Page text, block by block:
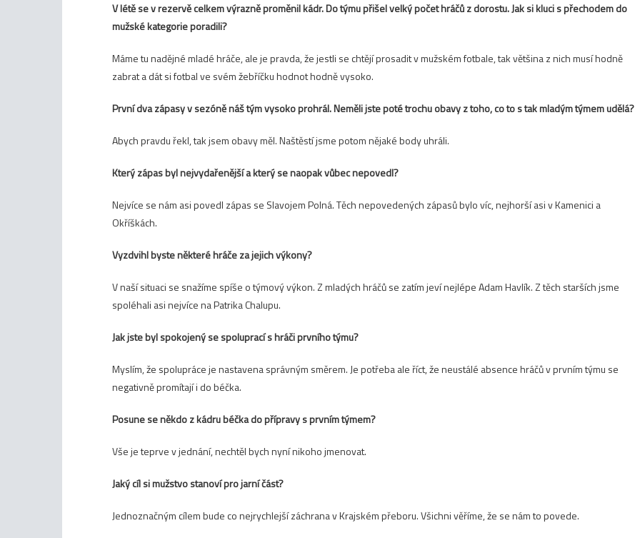
V létě se v rezervě celkem výrazně proměnil kádr. Do týmu přišel velký počet hráčů z dorostu. Jak si kluci s přechodem do
mužské kategorie poradili?
Máme tu nadějné mladé hráče, ale je pravda, že jestli se chtějí prosadit v mužském fotbale, tak většina z nich musí hodně
zabrat a dát si fotbal ve svém žebříčku hodnot hodně vysoko.
První dva zápasy v sezóně náš tým vysoko prohrál. Neměli jste poté trochu obavy z toho, co to s tak mladým týmem udělá?
Abych pravdu řekl, tak jsem obavy měl. Naštěstí jsme potom nějaké body uhráli.
Který zápas byl nejvydařenější a který se naopak vůbec nepovedl?
Nejvíce se nám asi povedl zápas se Slavojem Polná. Těch nepovedených zápasů bylo víc, nejhorší asi v Kamenici a
Okříškách.
Vyzdvihl byste některé hráče za jejich výkony?
V naší situaci se snažíme spíše o týmový výkon. Z mladých hráčů se zatím jeví nejlépe Adam Havlík. Z těch starších jsme
spoléhali asi nejvíce na Patrika Chalupu.
Jak jste byl spokojený se spoluprací s hráči prvního týmu?
Myslím, že spolupráce je nastavena správným směrem. Je potřeba ale říct, že neustálé absence hráčů v prvním týmu se
negativně promítají i do béčka.
Posune se někdo z kádru béčka do přípravy s prvním týmem?
Vše je teprve v jednání, nechtěl bych nyní nikoho jmenovat.
Jaký cíl si mužstvo stanoví pro jarní část?
Jednoznačným cílem bude co nejrychlejší záchrana v Krajském přeboru. Všichni věříme, že se nám to povede.